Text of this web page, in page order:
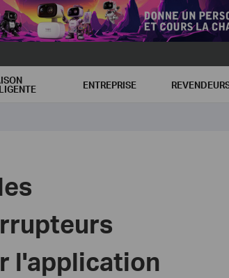
ENTREPRISE
l'application